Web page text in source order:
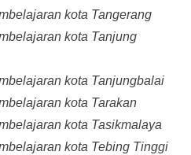
kota Tangerang
kota Tanjung
kota Tanjungbalai
kota Tarakan
kota Tasikmalaya
kota Tebing Tinggi